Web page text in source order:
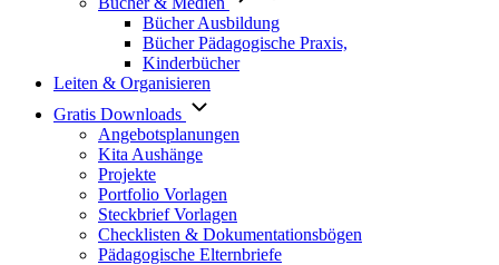
Bücher Ausbildung
Bücher Pädagogische Praxis,
Kinderbücher
Leiten & Organisieren
Gratis Downloads
Angebotsplanungen
Kita Aushänge
Projekte
Portfolio Vorlagen
Steckbrief Vorlagen
Checklisten & Dokumentationsbögen
Pädagogische Elternbriefe